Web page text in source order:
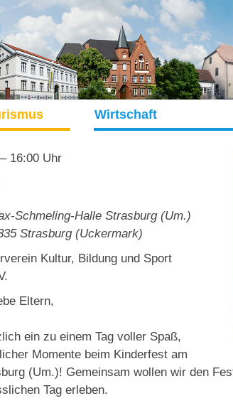
Wirtschaft
16:00 Uhr
Schmeling-Halle Strasburg (Um.)
Strasburg (Uckermark)
Kultur, Bildung und Sport
Eltern,
ein zu einem Tag voller Spaß,
Momente beim Kinderfest am
(Um.)! Gemeinsam wollen wir den
Tag erleben.